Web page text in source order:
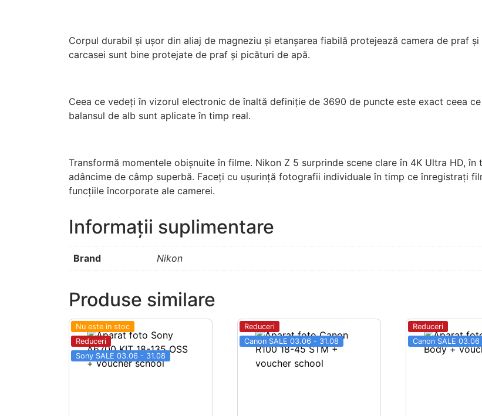
Corpul durabil și ușor din aliaj de magneziu și etanșarea fiabilă protejează camera de praf
carcasei sunt bine protejate de praf și picături de apă.
Ceea ce vedeți în vizorul electronic de înaltă definiție de 3690 de puncte este exact ceea
balansul de alb sunt aplicate în timp real.
Transformă momentele obișnuite în filme. Nikon Z 5 surprinde scene clare în 4K Ultra HD,
adâncime de câmp superbă. Faceți cu ușurință fotografii individuale în timp ce înregistrați
funcțiile încorporate ale camerei.
Informații suplimentare
Brand Nikon
Produse similare
Nu este in stoc
Reduceri
Sony SALE 03.06 - 31.08
Reduceri
Canon SALE 03.06 - 31.08
Reduceri
Canon SALE 03.06